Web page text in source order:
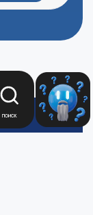
Поиск